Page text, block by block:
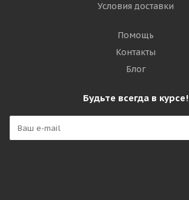
Условия доставки
Помощь
Контакты
Блог
Будьте всегда в курсе!